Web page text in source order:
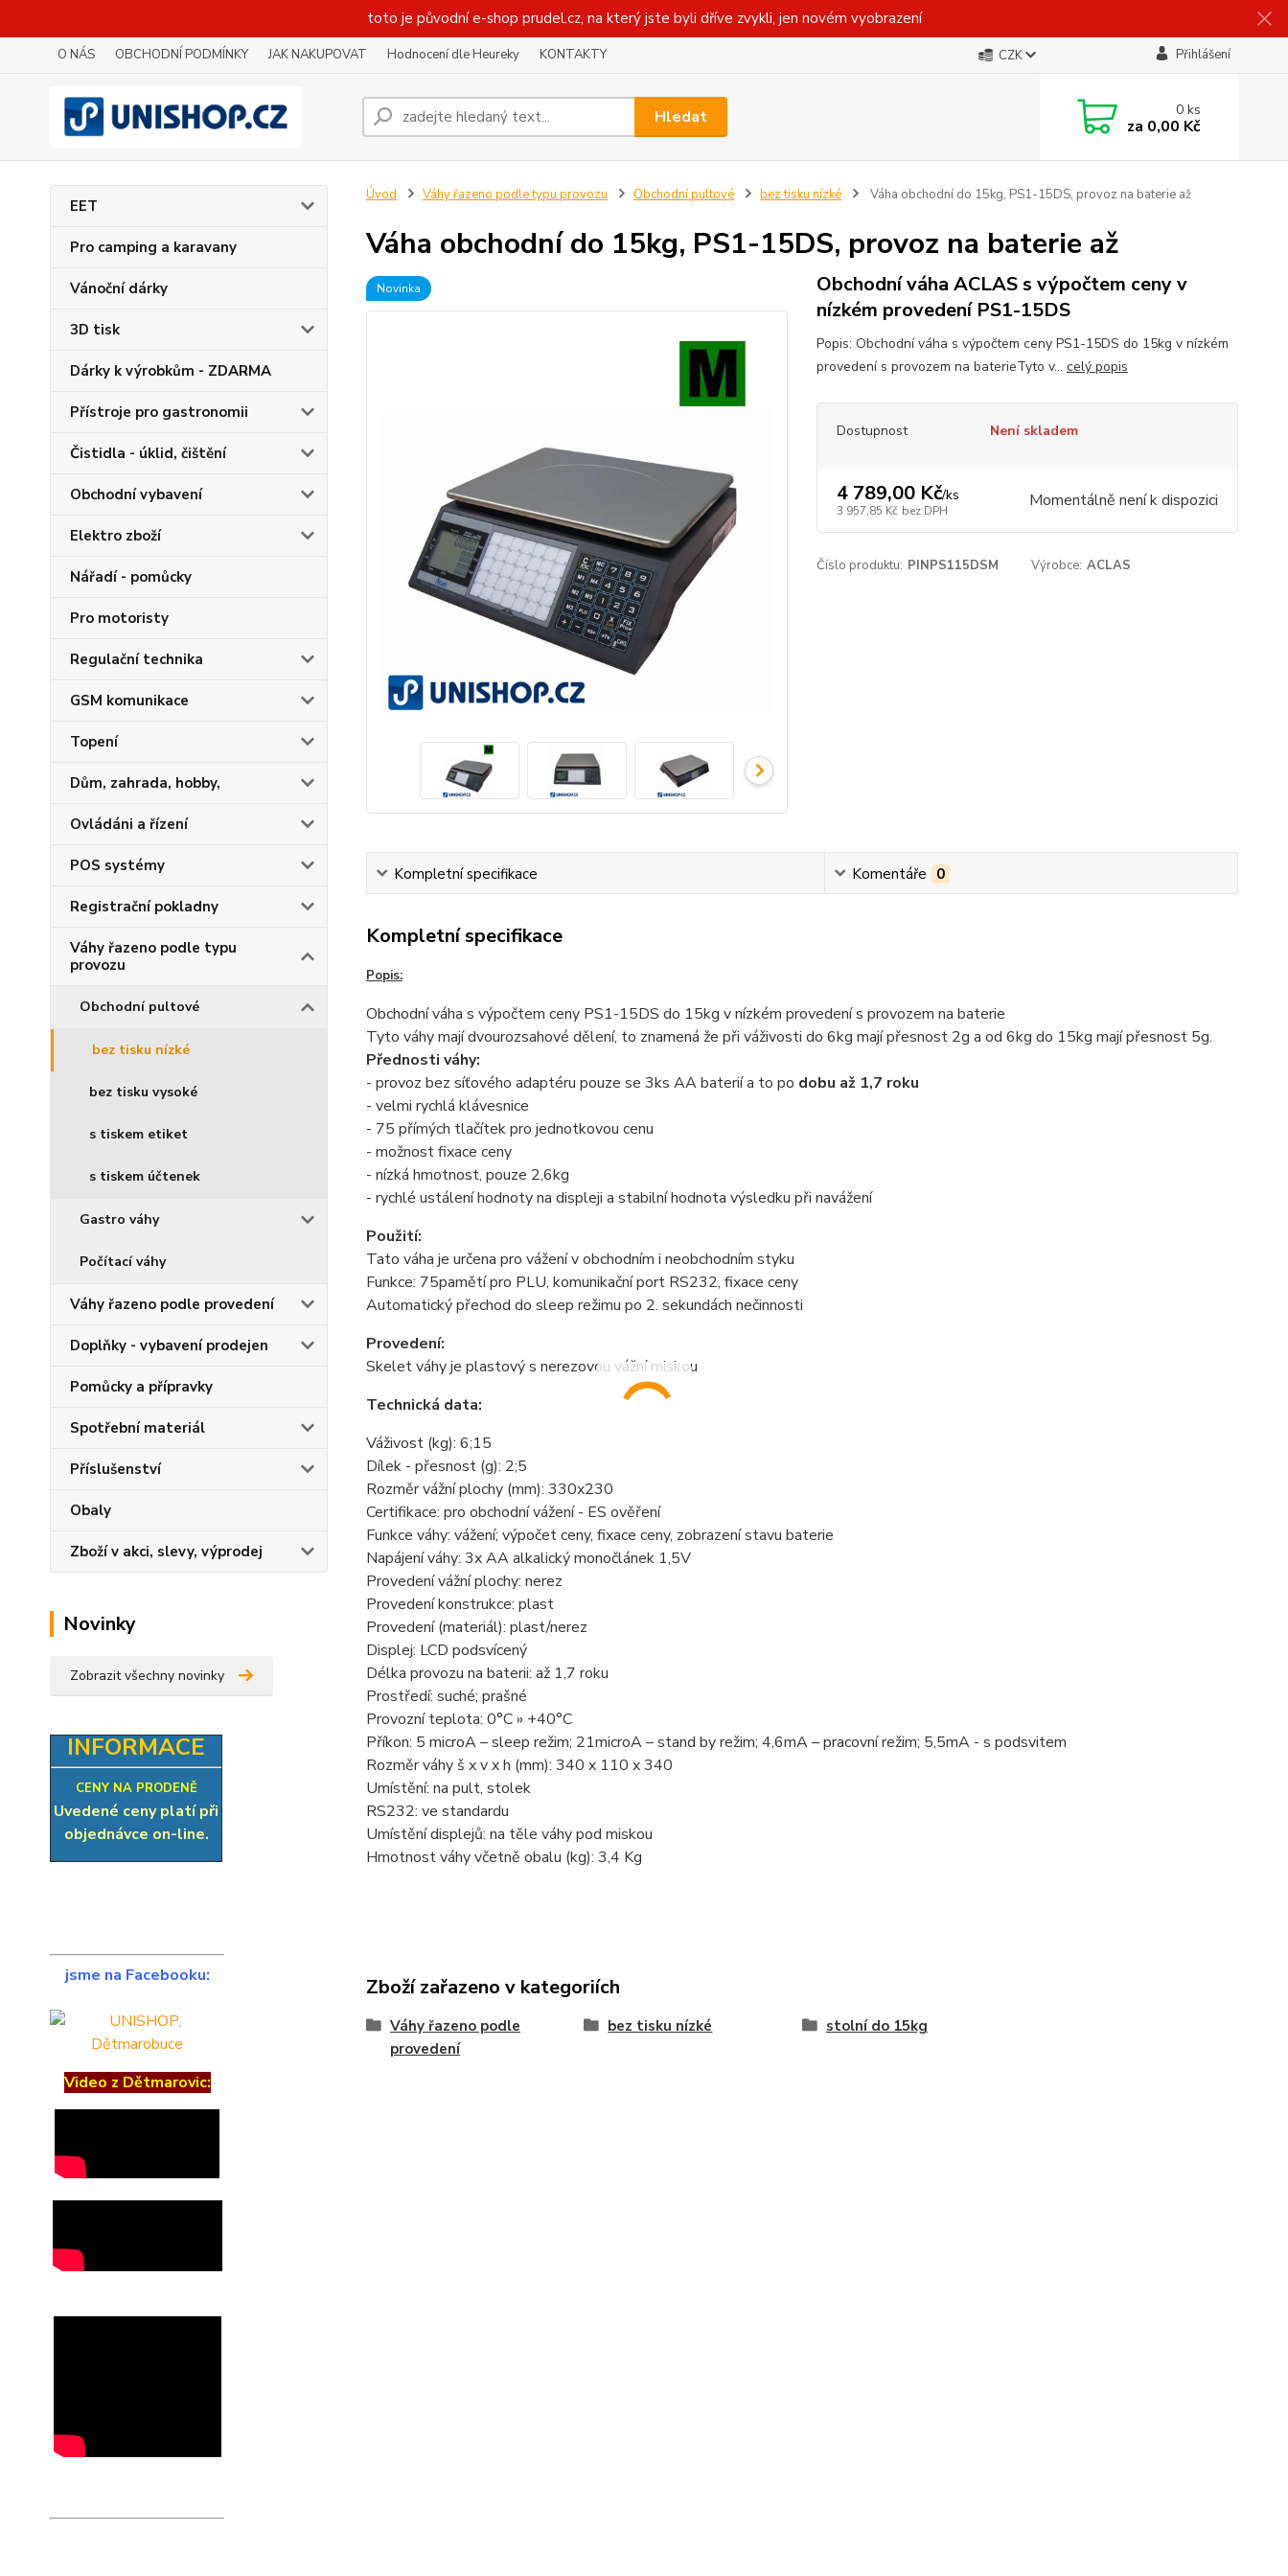
toto je původní e-shop prudel.cz, na který jste byli dříve zvykli, jen novém vyobrazení
O NÁS OBCHODNÍ PODMÍNKY JAK NAKUPOVAT Hodnocení dle Heureky KONTAKTY CZK Přihlášení
Hledat 0ks
za 0,00 Kč
EET
Pro camping a karavany
Vánoční dárky
3D tisk
Dárky k výrobkům - ZDARMA
Přístroje pro gastronomii
Čistidla - úklid, čištění
Obchodní vybavení
Elektro zboží
Nářadí - pomůcky
Pro motoristy
Regulační technika
GSM komunikace
Topení
Dům, zahrada, hobby,
Ovládáni a řízení
POS systémy
Registrační pokladny
Váhy řazeno podle typu
provozu
Obchodní pultové
bez tisku nízké
bez tisku vysoké
s tiskem etiket
s tiskem účtenek
Gastro váhy
Počítací váhy
Váhy řazeno podle provedení
Doplňky - vybavení prodejen
Pomůcky a přípravky
Spotřební materiál
Příslušenství
Obaly
Zboží v akci, slevy, výprodej
Novinky
Zobrazit všechny novinky
INFORMACE
CENY NA PRODENĚ
Uvedené ceny platí při
objednávce on-line.
jsme na Facebooku:
Video z Dětmarovic:
Úvod Váhy řazeno podle typu provozu Obchodní pultové bez tisku nízké Váha obchodní do 15kg, PS1-15DS, provoz na baterie až
Váha obchodní do 15kg, PS1-15DS, provoz na baterie až
Novinka
Obchodní váha ACLAS s výpočtem ceny v
nízkém provedení PS1-15DS
Popis: Obchodní váha s výpočtem ceny PS1-15DS do 15kg v nízkém
provedení s provozem na baterieTyto v... celý popis
Dostupnost Není skladem
4 789,00 Kč/ks
3 957,85 Kč bez DPH Momentálně není k dispozici
Číslo produktu: PINPS115DSM Výrobce: ACLAS
Kompletní specifikace Komentáře 0
Kompletní specifikace
Popis:
Obchodní váha s výpočtem ceny PS1-15DS do 15kg v nízkém provedení s provozem na baterie
Tyto váhy mají dvourozsahové dělení, to znamená že při váživosti do 6kg mají přesnost 2g a od 6kg do 15kg mají přesnost 5g.
Přednosti váhy:
- provoz bez síťového adaptéru pouze se 3ks AA baterií a to po dobu až 1,7 roku
- velmi rychlá klávesnice
- 75 přímých tlačítek pro jednotkovou cenu
- možnost fixace ceny
- nízká hmotnost, pouze 2,6kg
- rychlé ustálení hodnoty na displeji a stabilní hodnota výsledku při navážení
Použití:
Tato váha je určena pro vážení v obchodním i neobchodním styku
Funkce: 75pamětí pro PLU, komunikační port RS232, fixace ceny
Automatický přechod do sleep režimu po 2. sekundách nečinnosti
Provedení:
Skelet váhy je plastový s nerezovou vážní miskou
Technická data:
Váživost (kg): 6;15
Dílek - přesnost (g): 2;5
Rozměr vážní plochy (mm): 330x230
Certifikace: pro obchodní vážení - ES ověření
Funkce váhy: vážení; výpočet ceny, fixace ceny, zobrazení stavu baterie
Napájení váhy: 3x AA alkalický monočlánek 1,5V
Provedení vážní plochy: nerez
Provedení konstrukce: plast
Provedení (materiál): plast/nerez
Displej: LCD podsvícený
Délka provozu na baterii: až 1,7 roku
Prostředí: suché; prašné
Provozní teplota: 0°C » +40°C
Příkon: 5 microA – sleep režim; 21microA – stand by režim; 4,6mA – pracovní režim; 5,5mA - s podsvitem
Rozměr váhy š x v x h (mm): 340 x 110 x 340
Umístění: na pult, stolek
RS232: ve standardu
Umístění displejů: na těle váhy pod miskou
Hmotnost váhy včetně obalu (kg): 3,4 Kg
Zboží zařazeno v kategoriích
Váhy řazeno podle
provedení
bez tisku nízké stolní do 15kg